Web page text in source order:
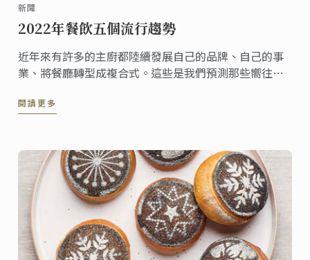
新聞
2022年餐飲五個流行趨勢
近年來有許多的主廚都陸續發展自己的品牌、自己的事
業、將餐廳轉型成複合式。這些是我們預測那些嚮往食
閱讀更多